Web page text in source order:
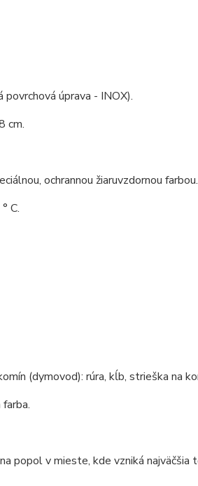
úprava - INOX).
cm.
ochrannou žiaruvzdornou farbou.
C.
(dymovod): rúra, kĺb, strieška na
popol v mieste, kde vzniká